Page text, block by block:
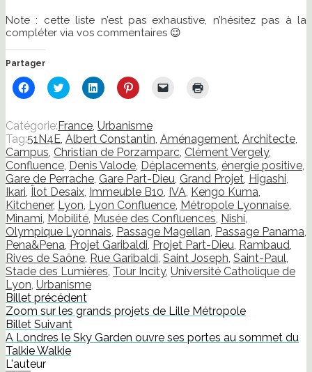
Note : cette liste n’est pas exhaustive, n’hésitez pas à la
compléter via vos commentaires 😉
Partager
Cliquez
pour
Facebook(ouvre
dans
une
nouvelle
fenêtre)
Cliquez
pour
Twitter(ouvre
dans
une
nouvelle
fenêtre)
Cliquez
pour
LinkedIn(ouvre
dans
une
nouvelle
fenêtre)
Cliquez
pour
Pinterest(ouvre
dans
une
nouvelle
fenêtre)
Cliquer
e-
mail
à
un
ami(ouvre
dans
une
nouvelle
fenêtre)
fenêtre)
Catégorie: France, Urbanisme
Tag:51N4E, Albert Constantin, Aménagement, Architecte,
Campus, Christian de Porzamparc, Clément Vergely,
Confluence, Denis Valode, Déplacements, énergie positive,
Gare de Perrache, Gare Part-Dieu, Grand Projet, Higashi,
Ikari, Îlot Desaix, Immeuble B10, IVA, Kengo Kuma,
Kitchener, Lyon, Lyon Confluence, Métropole Lyonnaise,
Minami, Mobilité, Musée des Confluences, Nishi,
Olympique Lyonnais, Passage Magellan, Passage Panama,
Pena&Pena, Projet Garibaldi, Projet Part-Dieu, Rambaud,
Rives de Saône, Rue Garibaldi, Saint Joseph, Saint-Paul,
Stade des Lumières, Tour Incity, Université Catholique de
Lyon, Urbanisme
Billet précédent
Zoom sur les grands projets de Lille Métropole
Billet Suivant
A Londres le Sky Garden ouvre ses portes au sommet du
Talkie Walkie
L'auteur